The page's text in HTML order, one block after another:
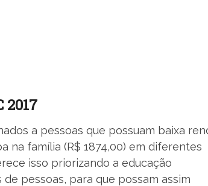
2017
a pessoas que possuam baixa
na família (R$ 1874,00) em diferentes
isso priorizando a educação
pessoas, para que possam assim